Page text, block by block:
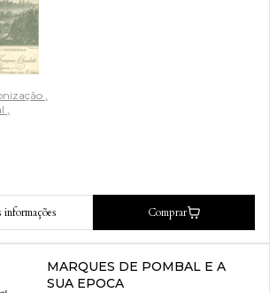
informações Comprar
MARQUES DE POMBAL E A
SUA EPOCA